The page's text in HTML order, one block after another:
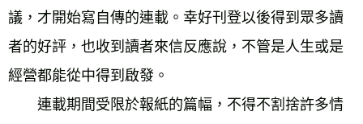
議，才開始寫自傳的連載。幸好刊登以後得到眾多讀
者的好評，也收到讀者來信反應說，不管是人生或是
經營都能從中得到啟發。
連載期間受限於報紙的篇幅，不得不割捨許多情